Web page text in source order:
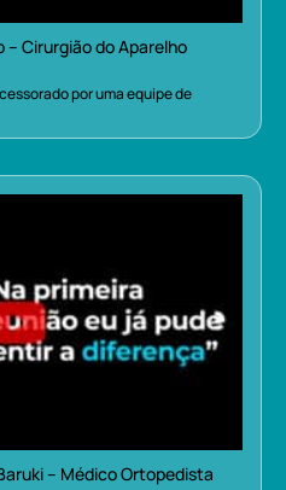
– Cirurgião do Aparelho
por uma equipe de
– Médico Ortopedista